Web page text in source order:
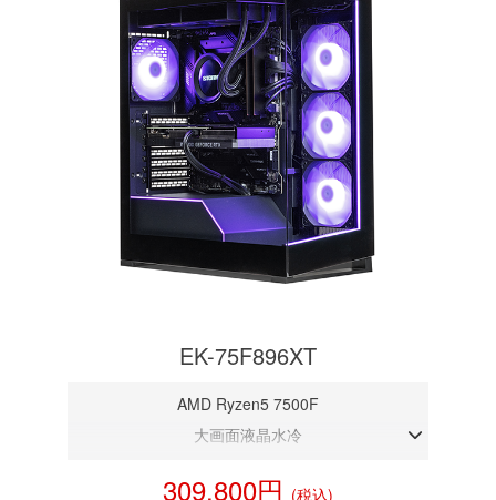
EK-75F896XT
AMD Ryzen5 7500F
大画面液晶水冷
309,800円 (税込)